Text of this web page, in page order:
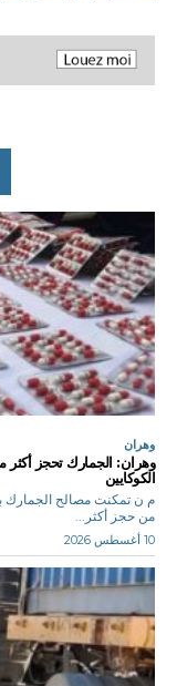
وهران
الكوكايين
م ن تمكنت مصالح
من حجز أكثر...
10 أغسطس 2026